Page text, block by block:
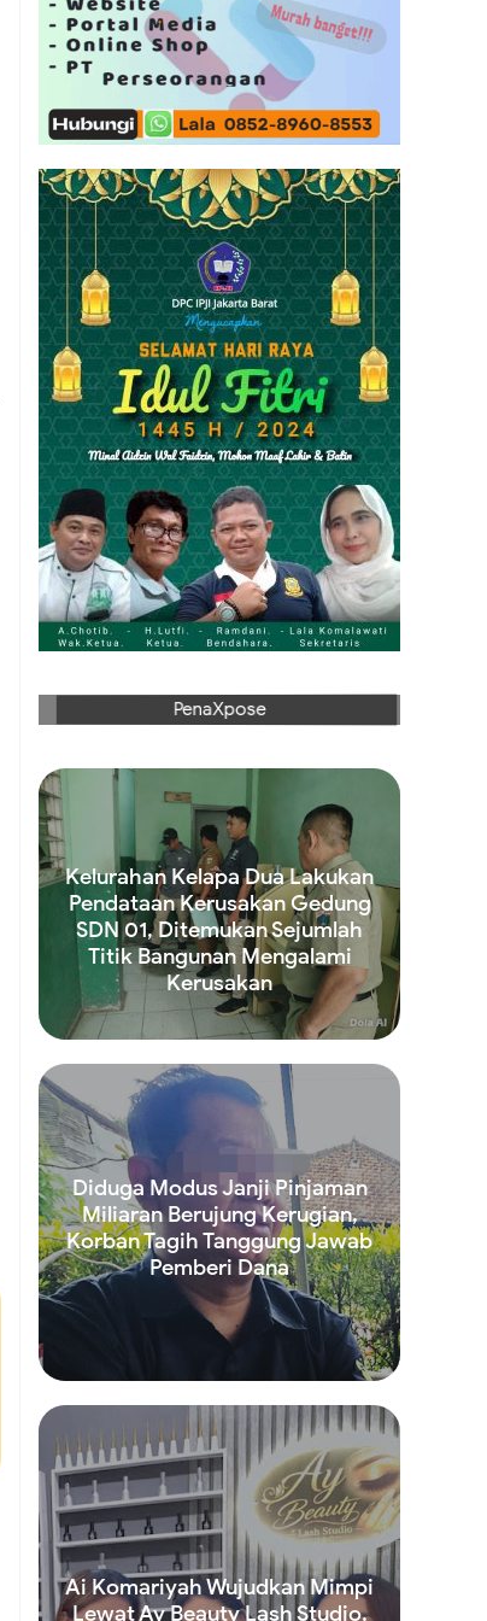
PenaXpose
Kelurahan Kelapa Dua Lakukan
Pendataan Kerusakan Gedung
SDN 01, Ditemukan Sejumlah
Titik Bangunan Mengalami
Kerusakan
Read more
Diduga Modus Janji Pinjaman
Miliaran Berujung Kerugian,
Korban Tagih Tanggung Jawab
Pemberi Dana
Ai Komariyah Wujudkan Mimpi
Lewat Ay Beauty Lash Studio,